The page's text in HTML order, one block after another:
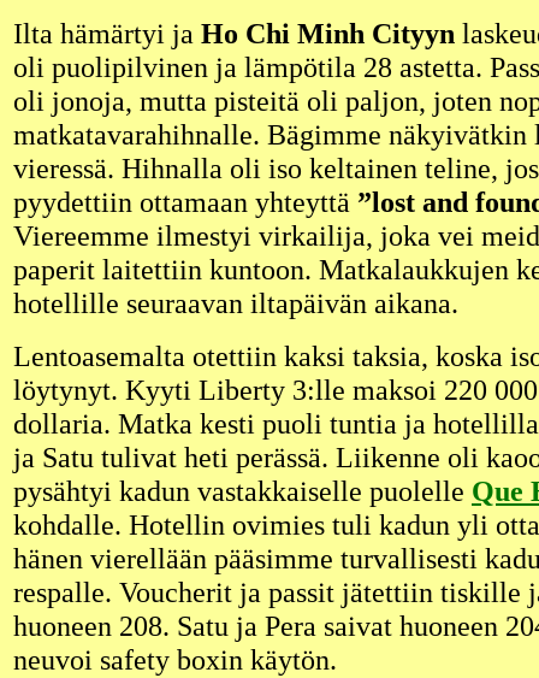
Ilta hämärtyi ja Ho Chi Minh Cityyn
oli puolipilvinen ja lämpötila 28 astetta.
oli jonoja, mutta pisteitä oli paljon, joten
matkatavarahihnalle. Bägimme
vieressä. Hihnalla oli iso keltainen teline,
pyydettiin ottamaan yhteyttä ”lost and
Viereemme ilmestyi virkailija, joka vei
paperit laitettiin kuntoon. Matkalaukkujen
hotellille seuraavan iltapäivän aikana.
Lentoasemalta otettiin kaksi taksia, koska
löytynyt. Kyyti Liberty 3:lle maksoi 220
dollaria. Matka kesti puoli tuntia ja
ja Satu tulivat heti perässä. Liikenne oli
pysähtyi kadun vastakkaiselle puolelle Que
kohdalle. Hotellin ovimies tuli kadun yli
hänen vierellään pääsimme turvallisesti
respalle. Voucherit ja passit jätettiin tiskille
huoneen 208. Satu ja Pera saivat huoneen
neuvoi safety boxin käytön.